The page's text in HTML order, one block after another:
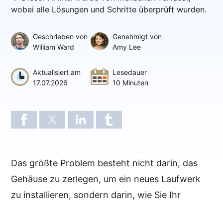
wobei alle Lösungen und Schritte überprüft wurden.
Geschrieben von
William Ward
Genehmigt von
Amy Lee
Aktualisiert am
17.07.2026
Lesedauer
10 Minuten
Das größte Problem besteht nicht darin, das
Gehäuse zu zerlegen, um ein neues Laufwerk
zu installieren, sondern darin, wie Sie Ihr